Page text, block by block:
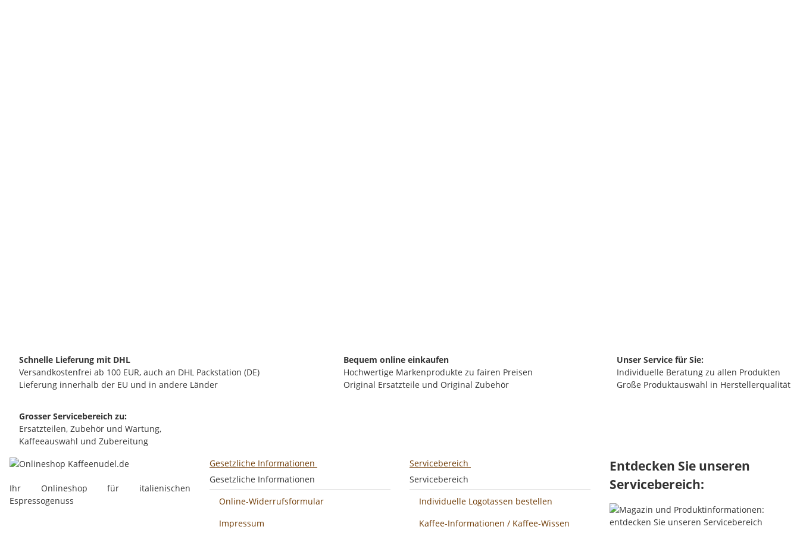
Schnelle Lieferung mit DHL
Versandkostenfrei ab 100 EUR, auch an DHL Packstation (DE)
Lieferung innerhalb der EU und in andere Länder
Bequem online einkaufen
Hochwertige Markenprodukte zu fairen Preisen
Original Ersatzteile und Original Zubehör
Unser Service für Sie:
Individuelle Beratung zu allen Produkten
Große Produktauswahl in Herstellerqualität
Grosser Servicebereich zu:
Ersatzteilen, Zubehör und Wartung,
Kaffeeauswahl und Zubereitung
Ihr Onlineshop für italienischen
Espressogenuss
Gesetzliche Informationen
Gesetzliche Informationen
Online-Widerrufsformular
Impressum
Servicebereich
Servicebereich
Individuelle Logotassen bestellen
Kaffee-Informationen / Kaffee-Wissen
Entdecken Sie unseren
Servicebereich: